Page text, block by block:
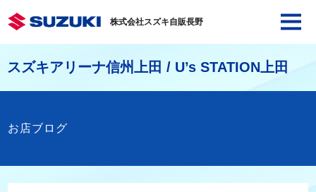
株式会社スズキ自販長野
スズキアリーナ信州上田 / U’s STATION上田
お店ブログ